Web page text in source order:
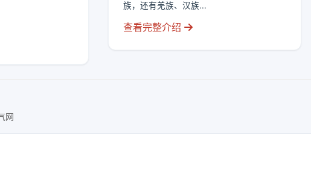
族，还有羌族、汉族...
查看完整介绍
网